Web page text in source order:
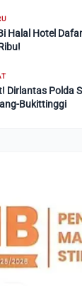
Halal Hotel
Dirlantas Polda
Bukittinggi